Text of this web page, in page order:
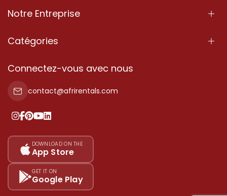
Notre Entreprise
À Propos
Conditions d'Utilisation
Politique de Confidentialité
Nos tarifs
Plan du site
Catégories
Propriété
Propriété à vendre
Propriété à louer
Ajoutez votre témoignage
Connectez-vous avec nous
contact@afrirentals.com
DOWNLOAD ON THE
App Store
GET IT ON
Google Play